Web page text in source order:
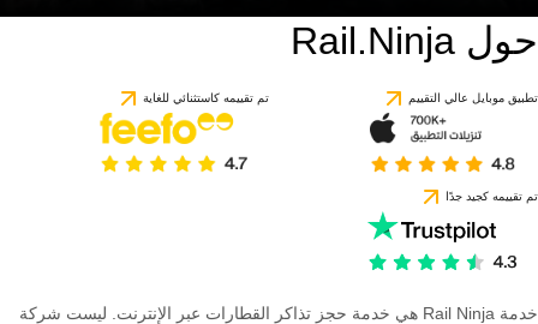
حول Rail.Ninja
تطبيق موبايل عالي التقييم تم تقييمه كاستثنائي للغاية
تم تقييمه كجيد جدًا
خدمة Rail Ninja هي خدمة حجز تذاكر القطارات عبر الإنترنت. ليست شركة